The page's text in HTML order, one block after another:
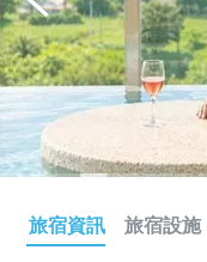
旅宿資訊 旅宿設施